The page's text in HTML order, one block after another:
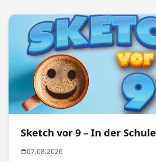
Sketch vor 9 – In der Schule
07.08.2026